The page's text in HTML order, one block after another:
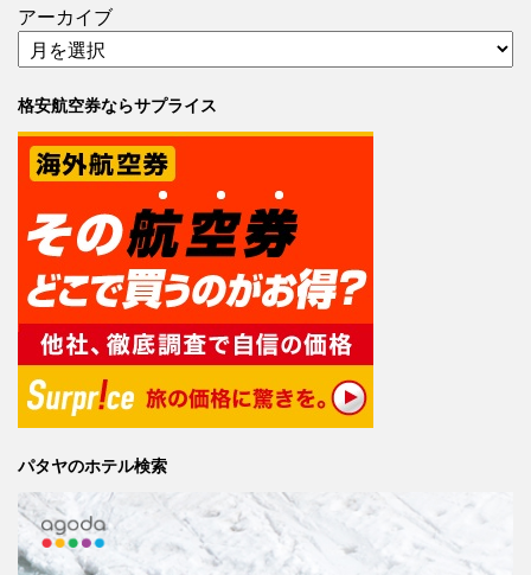
アーカイブ
格安航空券ならサプライス
パタヤのホテル検索